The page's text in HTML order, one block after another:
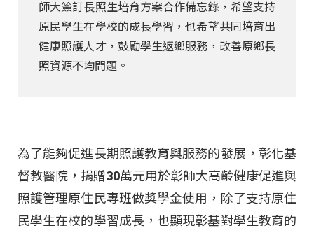
師大簽訂長照生培育方案合作備忘錄，希望支持
原民學生在學校的成長學習，也希望共同培育出
健康照護人才，鼓勵學生返鄉服務，改善原鄉長
照資源不均問題。
為了能夠促進長期照護教育與服務的發展，彰化基
督教醫院，捐贈30萬元用於彰師大高齡健康促進與
照護管理原住民專班做獎學金使用，除了支持原住
民學生在校的學習成長，也顯現彰基對學生教育的